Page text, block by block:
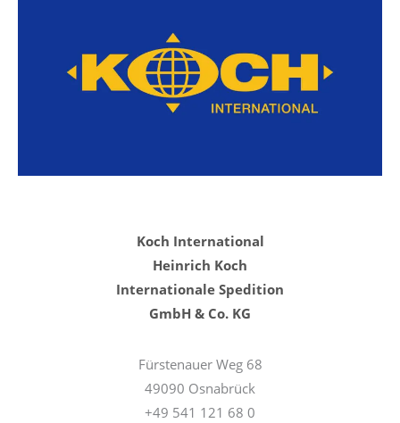
Koch International
Heinrich Koch
Internationale Spedition
GmbH & Co. KG
Fürstenauer Weg 68
49090 Osnabrück
+49 541 121 68 0